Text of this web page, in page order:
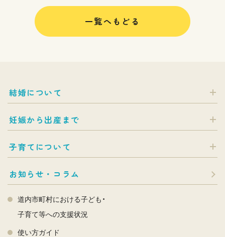
一覧へもどる
結婚について
妊娠から出産まで
子育てについて
お知らせ・コラム
道内市町村における子ども・
子育て等への支援状況
使い方ガイド